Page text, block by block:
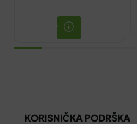
KORISNIČKA PODRŠKA